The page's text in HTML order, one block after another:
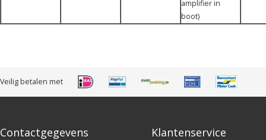
amplifier in
boot)
Veilig betalen met
Contactgegevens Klantenservice